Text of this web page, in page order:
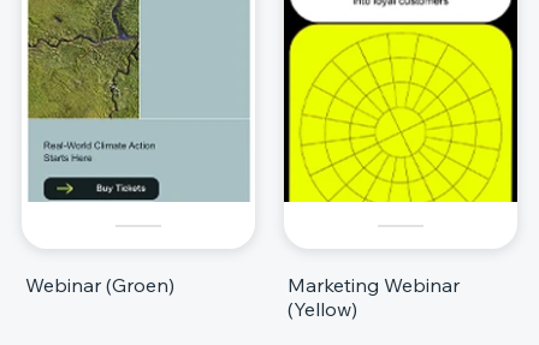
Webinar (Groen)
Marketing Webinar
(Yellow)